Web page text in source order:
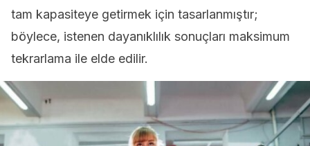
tam kapasiteye getirmek için tasarlanmıştır;
böylece, istenen dayanıklılık sonuçları maksimum
tekrarlama ile elde edilir.